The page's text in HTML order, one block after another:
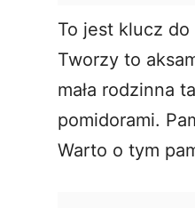
To jest klucz do
Tworzy to
mała rodzinna
pomidorami.
Warto o tym